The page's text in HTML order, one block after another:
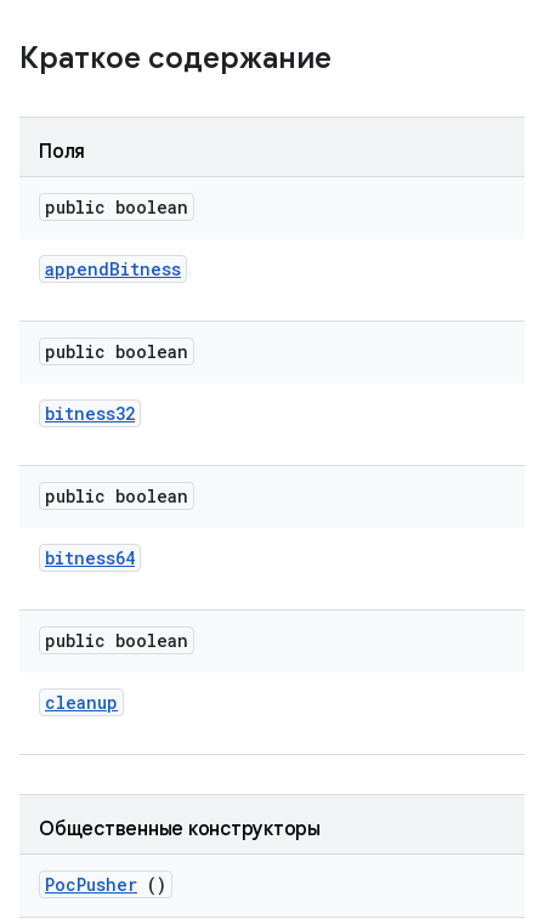
Краткое содержание
Поля
public boolean
appendBitness
public boolean
bitness32
public boolean
bitness64
public boolean
cleanup
Общественные конструкторы
PocPusher ()